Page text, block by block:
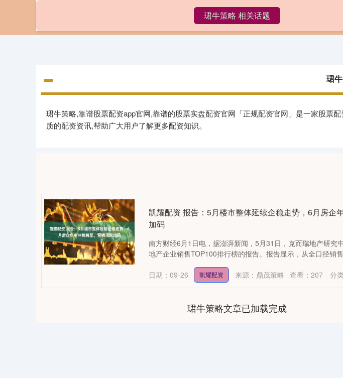
珺牛策略
珺
珺牛策略,靠谱股票配资app官网,靠谱的股票实盘配资官网「正规配资官网」是一家股票
质的配资资讯,帮助广大用户了解更多配资知识。
珺牛策略 相关话题
凯耀配资 报告：5月楼市整体延续企稳走势，6月房企
加码
南方财经6月1日电，据澎湃新闻，5月31日，克而瑞地产研究
地产企业销售TOP100排行榜的报告。报告显示，从全口径销
日期：09-26 凯耀配资 来源：鼎茂策略 查看： 207 分
珺牛策略文章已加载完成